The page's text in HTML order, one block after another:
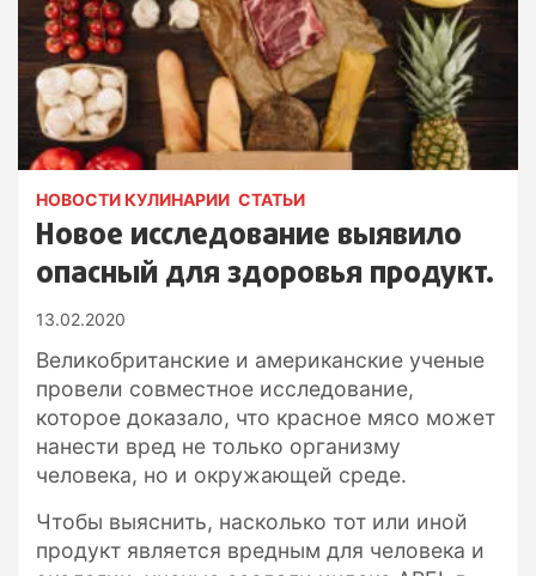
НОВОСТИ КУЛИНАРИИ СТАТЬИ
Новое исследование выявило
опасный для здоровья продукт.
13.02.2020
Великобританские и американские ученые
провели совместное исследование,
которое доказало, что красное мясо может
нанести вред не только организму
человека, но и окружающей среде.
Чтобы выяснить, насколько тот или иной
продукт является вредным для человека и